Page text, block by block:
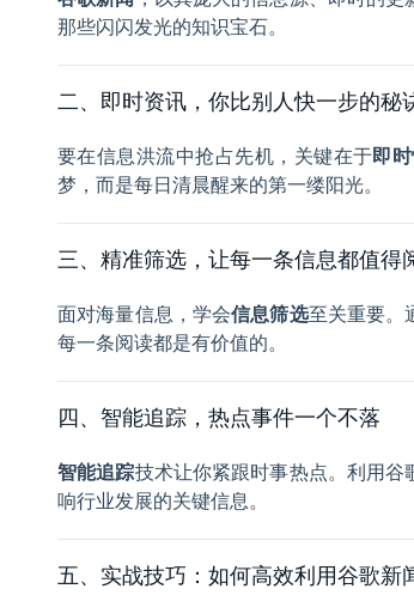
那些闪闪发光的知识宝石。
二、即时资讯，你比别人快一步的秘
要在信息洪流中抢占先机，关键在于即
梦，而是每日清晨醒来的第一缕阳光。
三、精准筛选，让每一条信息都值得
面对海量信息，学会信息筛选至关重要。
每一条阅读都是有价值的。
四、智能追踪，热点事件一个不落
智能追踪技术让你紧跟时事热点。利用
响行业发展的关键信息。
五、实战技巧：如何高效利用谷歌新